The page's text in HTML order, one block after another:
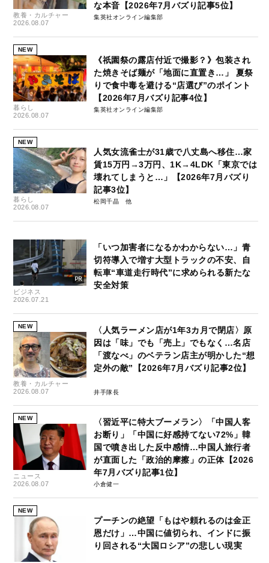
教養・カルチャー
2026.08.07
な本音【2026年7月バズり記事5位】
集英社オンライン編集部
NEW
暮らし
2026.08.07
《祇園祭の露店付近で撮影？》包装され
た焼きそば麺が「地面に直置き…」 夏祭
りで食中毒を避ける“店選び”のポイント
【2026年7月バズり記事4位】
集英社オンライン編集部
NEW
暮らし
2026.08.07
人気女流雀士が31歳で八丈島へ移住…家
賃15万円→3万円、1K→4LDK「東京では
壊れてしまうと…」【2026年7月バズり
記事3位】
松岡千晶
ビジネス
2026.07.21
「いつ加害者になるかわからない…」青
切符導入で増す大型トラックの不安、自
転車“車道走行時代”に求められる新たな
安全対策
NEW
教養・カルチャー
2026.08.07
〈人気ラーメン店が1年3カ月で閉店〉原
因は「味」でも「売上」でもなく…名店
「渡なべ」のベテラン店主が明かした“想
定外の敵”【2026年7月バズり記事2位】
井手隊長
NEW
ニュース
2026.08.07
〈習近平に特大ブーメラン〉「中国人客
お断り」「中国に好感持てない72%」韓
国で噴き出した反中感情…中国人旅行者
が直面した「政治的摩擦」の正体【2026
年7月バズり記事1位】
小倉健一
NEW
プーチンの絶望「もはや頼れるのは金正
恩だけ」…中国に値切られ、インドに振
り回される“大国ロシア”の悲しい現実